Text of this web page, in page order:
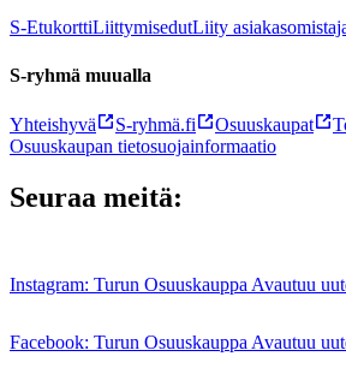
S-EtukorttiLiittymisedutLiity
S-ryhmä muualla
Yhteishyvä S-ryhmä.fi Osuuskaupat
Osuuskaupan tietosuojainformaatio
Seuraa meitä:
Instagram: Turun Osuuskauppa Avautuu
Facebook: Turun Osuuskauppa Avautuu